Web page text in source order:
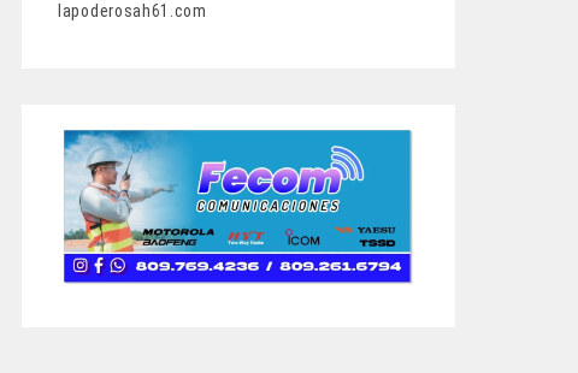
lapoderosah61.com